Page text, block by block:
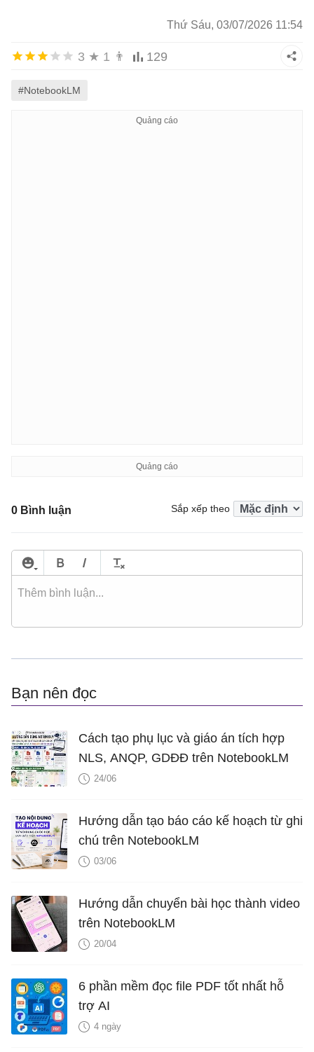
Thứ Sáu, 03/07/2026 11:54
3 ★ 1 👨 129
#NotebookLM
0 Bình luận Sắp xếp theo
Bạn nên đọc
Cách tạo phụ lục và giáo án tích hợp
NLS, ANQP, GDĐĐ trên NotebookLM
24/06
Hướng dẫn tạo báo cáo kế hoạch từ ghi
chú trên NotebookLM
03/06
Hướng dẫn chuyển bài học thành video
trên NotebookLM
20/04
6 phần mềm đọc file PDF tốt nhất hỗ
trợ AI
4 ngày